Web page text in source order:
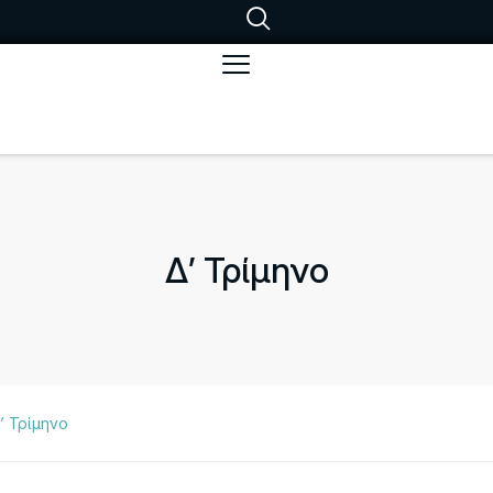
Δ’ Τρίμηνο
Τρίμηνο